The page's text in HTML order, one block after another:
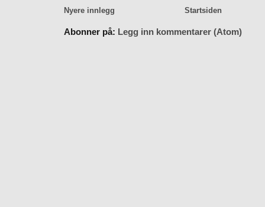
Nyere innlegg Startsiden
Abonner på: Legg inn kommentarer (Atom)